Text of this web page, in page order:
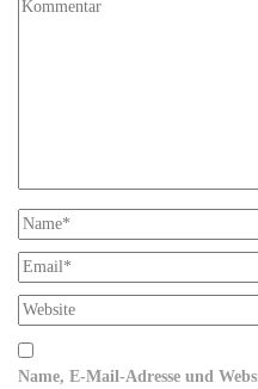
Name, E-Mail-Adresse und